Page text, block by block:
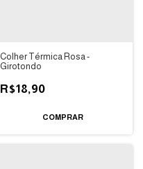
Colher Térmica Rosa -
Girotondo
R$18,90